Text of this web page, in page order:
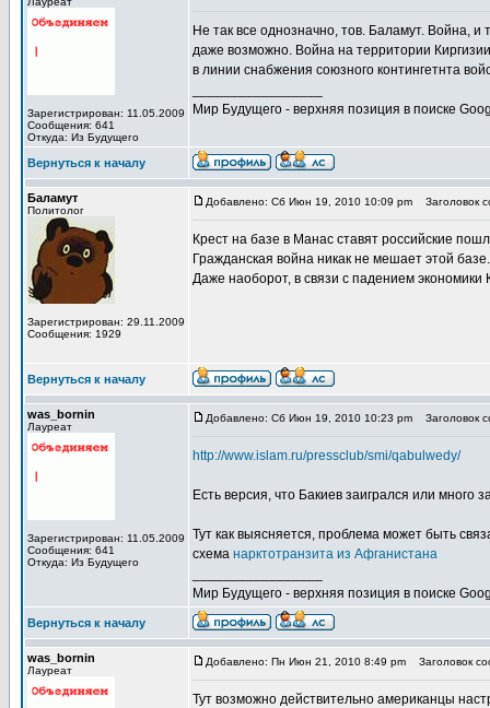
Зарегистрирован: 11.05.2009
Сообщения: 641
Откуда: Из Будущего
Не так все однозначно, тов. Баламут. Война,
даже возможно. Война на территории
в линии снабжения союзного контингетнта
Мир Будущего - верхняя позиция в поиске
Вернуться к началу
Баламут
Политолог
Зарегистрирован: 29.11.2009
Сообщения: 1929
Добавлено: Сб Июн 19, 2010 10:09 pm Заголовок
Крест на базе в Манас ставят российские
Гражданская война никак не мешает этой базе.
Даже наоборот, в связи с падением экономики
Вернуться к началу
was_bornin
Лауреат
Зарегистрирован: 11.05.2009
Сообщения: 641
Откуда: Из Будущего
Добавлено: Сб Июн 19, 2010 10:23 pm Заголовок
http://www.islam.ru/pressclub/smi/qabulwedy/
Есть версия, что Бакиев заигрался или много
Тут как выясняется, проблема может быть
схема нарктотранзита из Афганистана
Мир Будущего - верхняя позиция в поиске
Вернуться к началу
was_bornin
Лауреат
Добавлено: Пн Июн 21, 2010 8:49 pm Заголовок
Тут возможно действительно американцы